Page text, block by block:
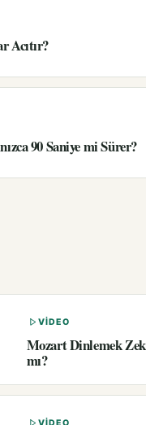
Acıtır?
90 Saniye mi Sürer?
VIDEO
Mozart Dinlemek
mı?
VIDEO